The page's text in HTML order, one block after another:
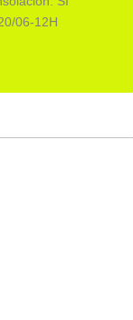
06-12H